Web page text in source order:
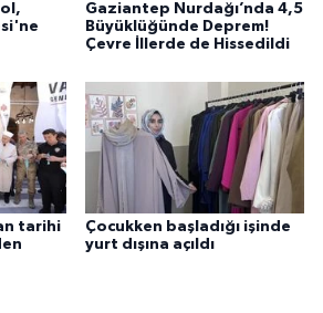
Gaziantep Nurdağı’nda 4,5
Büyüklüğünde Deprem!
Çevre İllerde de Hissedildi
tarihi
Çocukken başladığı işinde
yurt dışına açıldı